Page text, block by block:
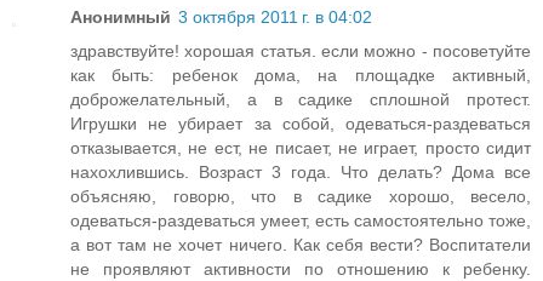
Анонимный 3 октября 2011 г. в 04:02
здравствуйте! хорошая статья. если можно - посоветуйте
как быть: ребенок дома, на площадке активный,
доброжелательный, а в садике сплошной протест.
Игрушки не убирает за собой, одеваться-раздеваться
отказывается, не ест, не писает, не играет, просто сидит
нахохлившись. Возраст 3 года. Что делать? Дома все
объясняю, говорю, что в садике хорошо, весело,
одеваться-раздеваться умеет, есть самостоятельно тоже,
а вот там не хочет ничего. Как себя вести? Воспитатели
не проявляют активности по отношению к ребенку.